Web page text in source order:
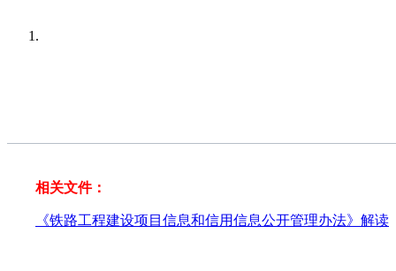
相关文件：
《铁路工程建设项目信息和信用信息公开管理办法》解读